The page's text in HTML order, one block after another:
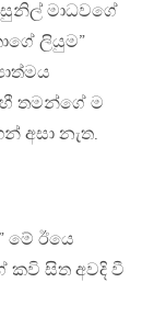
මාධවගේ
ලියුම”
තමන්ගේ ම
අසා නැත.
මේ ඊයෙ
කවි සිත අවදි වී